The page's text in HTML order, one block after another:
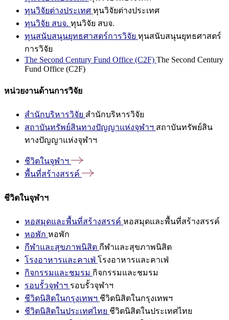
ทุนวิจัยต่างประเทศ ทุนวิจัยต่างประเทศ
ทุนวิจัย สบจ. ทุนวิจัย สบจ.
ทุนสนับสนุนยุทธศาสตร์การวิจัย ทุนสนับสนุนยุทธศาสตร์
การวิจัย
The Second Century Fund Office (C2F) The Second Century
Fund Office (C2F)
หน่วยงานด้านการวิจัย
สำนักบริหารวิจัย สำนักบริหารวิจัย
สถาบันทรัพย์สินทางปัญญาแห่งจุฬาฯ สถาบันทรัพย์สิน
ทางปัญญาแห่งจุฬาฯ
ชีวิตในจุฬาฯ
พื้นที่สร้างสรรค์
ชีวิตในจุฬาฯ
หอสมุดและพื้นที่สร้างสรรค์ หอสมุดและพื้นที่สร้างสรรค์
หอพัก หอพัก
กีฬาและสุขภาพนิสิต กีฬาและสุขภาพนิสิต
โรงอาหารและคาเฟ่ โรงอาหารและคาเฟ่
กิจกรรมและชมรม กิจกรรมและชมรม
รอบรั้วจุฬาฯ รอบรั้วจุฬาฯ
ชีวิตนิสิตในกรุงเทพฯ ชีวิตนิสิตในกรุงเทพฯ
ชีวิตนิสิตในประเทศไทย ชีวิตนิสิตในประเทศไทย